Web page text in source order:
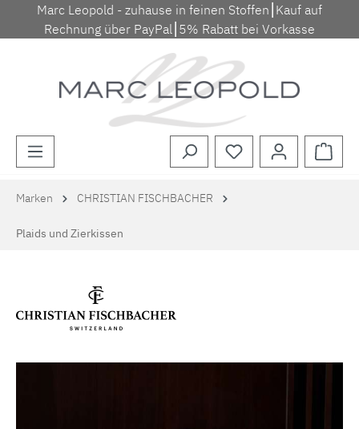
Zum Hauptinhalt springen
Marc Leopold - zuhause in feinen Stoffen⎮Kauf auf
Rechnung über PayPal⎮5% Rabatt bei Vorkasse
Marken CHRISTIAN FISCHBACHER
Plaids und Zierkissen